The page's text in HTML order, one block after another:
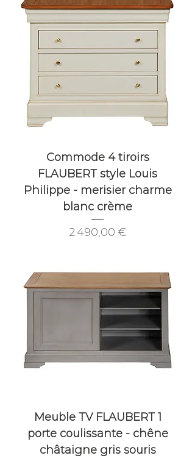
Commode 4 tiroirs
FLAUBERT style Louis
Philippe - merisier charme
blanc crème
Prix
2 490,00 €
Meuble TV FLAUBERT 1
porte coulissante - chêne
châtaigne gris souris